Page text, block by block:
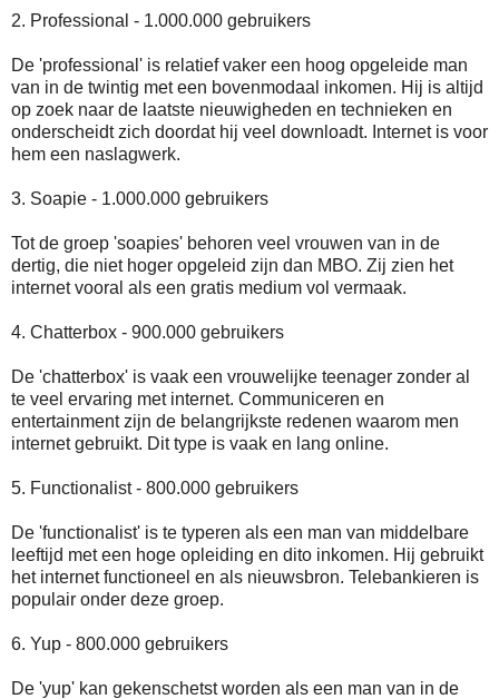
2. Professional - 1.000.000 gebruikers
De 'professional' is relatief vaker een hoog opgeleide man
van in de twintig met een bovenmodaal inkomen. Hij is altijd
op zoek naar de laatste nieuwigheden en technieken en
onderscheidt zich doordat hij veel downloadt. Internet is voor
hem een naslagwerk.
3. Soapie - 1.000.000 gebruikers
Tot de groep 'soapies' behoren veel vrouwen van in de
dertig, die niet hoger opgeleid zijn dan MBO. Zij zien het
internet vooral als een gratis medium vol vermaak.
4. Chatterbox - 900.000 gebruikers
De 'chatterbox' is vaak een vrouwelijke teenager zonder al
te veel ervaring met internet. Communiceren en
entertainment zijn de belangrijkste redenen waarom men
internet gebruikt. Dit type is vaak en lang online.
5. Functionalist - 800.000 gebruikers
De 'functionalist' is te typeren als een man van middelbare
leeftijd met een hoge opleiding en dito inkomen. Hij gebruikt
het internet functioneel en als nieuwsbron. Telebankieren is
populair onder deze groep.
6. Yup - 800.000 gebruikers
De 'yup' kan gekenschetst worden als een man van in de